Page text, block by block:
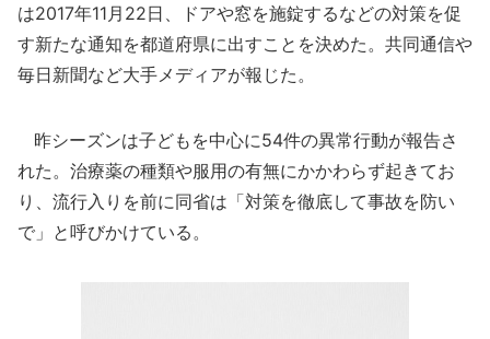
は2017年11月22日、ドアや窓を施錠するなどの対策を促
す新たな通知を都道府県に出すことを決めた。共同通信や
毎日新聞など大手メディアが報じた。
昨シーズンは子どもを中心に54件の異常行動が報告さ
れた。治療薬の種類や服用の有無にかかわらず起きてお
り、流行入りを前に同省は「対策を徹底して事故を防い
で」と呼びかけている。